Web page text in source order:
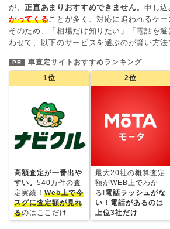
が、正直あまりおすすめできません。申し込
かってくる ことが多く、対応に追われるケー
そのため、「相場だけ知りたい」「電話を
わせて、以下のサービスを選ぶのが賢い方法
PR
車査定サイトおすすめランキング
1位
高額査定が一番出や
すい。 540万件の査
定実績！ Web上で今
スグに査定額が見れ
るのはここだけ
2位
最大20社の概算査定
額がWEB上でわか
る!電話ラッシュがな
い！電話があるのは
上位3社だけ